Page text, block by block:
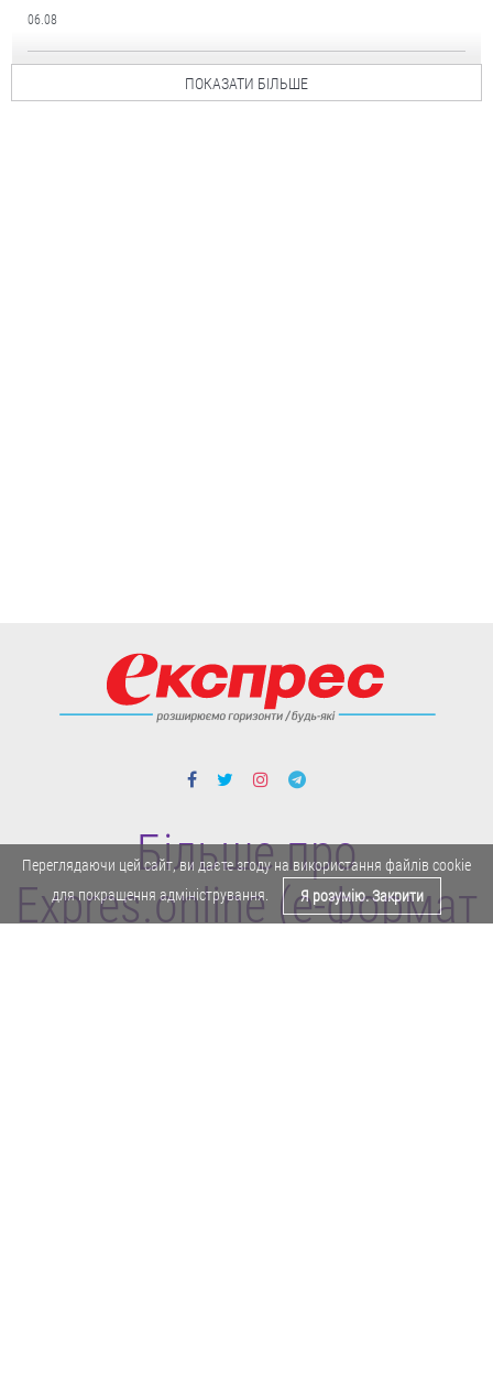
06.08
ПОКАЗАТИ БІЛЬШЕ
Більше про
Expres.online (e-формат
Переглядаючи цей сайт, ви даєте згоду на використання файлів cookie
для покращення адміністрування.
Я розумію. Закрити